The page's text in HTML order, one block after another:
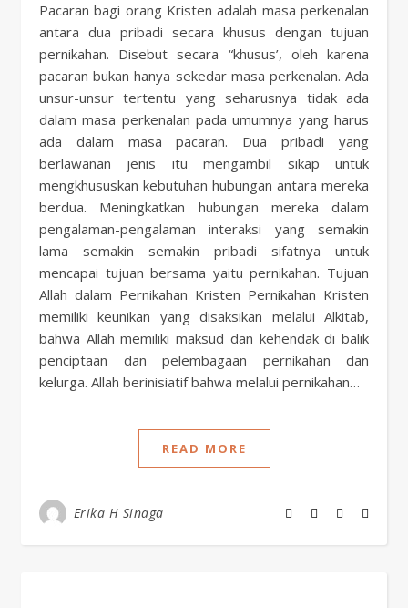
Pacaran bagi orang Kristen adalah masa perkenalan
antara dua pribadi secara khusus dengan tujuan
pernikahan. Disebut secara “khusus’, oleh karena
pacaran bukan hanya sekedar masa perkenalan. Ada
unsur-unsur tertentu yang seharusnya tidak ada
dalam masa perkenalan pada umumnya yang harus
ada dalam masa pacaran. Dua pribadi yang
berlawanan jenis itu mengambil sikap untuk
mengkhususkan kebutuhan hubungan antara mereka
berdua. Meningkatkan hubungan mereka dalam
pengalaman-pengalaman interaksi yang semakin
lama semakin semakin pribadi sifatnya untuk
mencapai tujuan bersama yaitu pernikahan. Tujuan
Allah dalam Pernikahan Kristen Pernikahan Kristen
memiliki keunikan yang disaksikan melalui Alkitab,
bahwa Allah memiliki maksud dan kehendak di balik
penciptaan dan pelembagaan pernikahan dan
kelurga. Allah berinisiatif bahwa melalui pernikahan…
READ MORE
Erika H Sinaga